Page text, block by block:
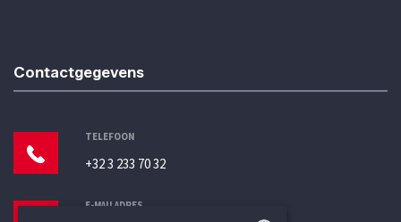
Contactgegevens
TELEFOON
+32 3 233 70 32
E-MAILADRES